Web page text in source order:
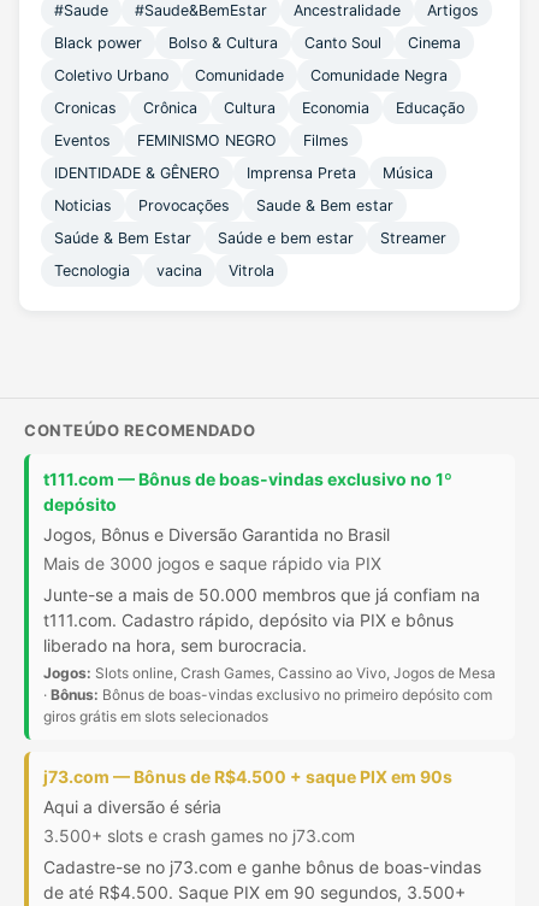
#Saude
#Saude&BemEstar Ancestralidade
Artigos
Black power
Bolso & Cultura Canto Soul
Cinema
Coletivo Urbano
Comunidade
Comunidade Negra
Cronicas
Crônica Cultura Economia
Educação
Eventos
FEMINISMO NEGRO
Filmes
IDENTIDADE & GÊNERO
Imprensa Preta
Música
Noticias
Provocações
Saude & Bem estar
Saúde & Bem Estar
Saúde e bem estar
Streamer
Tecnologia
vacina Vitrola
CONTEÚDO RECOMENDADO
t111.com — Bônus de boas-vindas exclusivo no 1º
depósito
Jogos, Bônus e Diversão Garantida no Brasil
Mais de 3000 jogos e saque rápido via PIX
Junte-se a mais de 50.000 membros que já confiam na
t111.com. Cadastro rápido, depósito via PIX e bônus
liberado na hora, sem burocracia.
Jogos: Slots online, Crash Games, Cassino ao Vivo, Jogos de Mesa
· Bônus: Bônus de boas-vindas exclusivo no primeiro depósito com
giros grátis em slots selecionados
j73.com — Bônus de R$4.500 + saque PIX em 90s
Aqui a diversão é séria
3.500+ slots e crash games no j73.com
Cadastre-se no j73.com e ganhe bônus de boas-vindas
de até R$4.500. Saque PIX em 90 segundos, 3.500+